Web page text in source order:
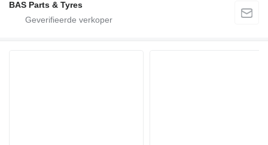
BAS Parts & Tyres